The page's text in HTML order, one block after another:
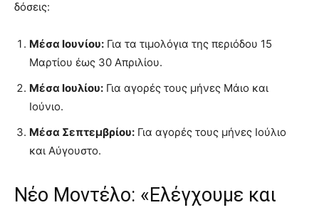
δόσεις:
Μέσα Ιουνίου: Για τα τιμολόγια της περιόδου 15
Μαρτίου έως 30 Απριλίου.
Μέσα Ιουλίου: Για αγορές τους μήνες Μάιο και
Ιούνιο.
Μέσα Σεπτεμβρίου: Για αγορές τους μήνες Ιούλιο
και Αύγουστο.
Νέο Μοντέλο: «Ελέγχουμε και